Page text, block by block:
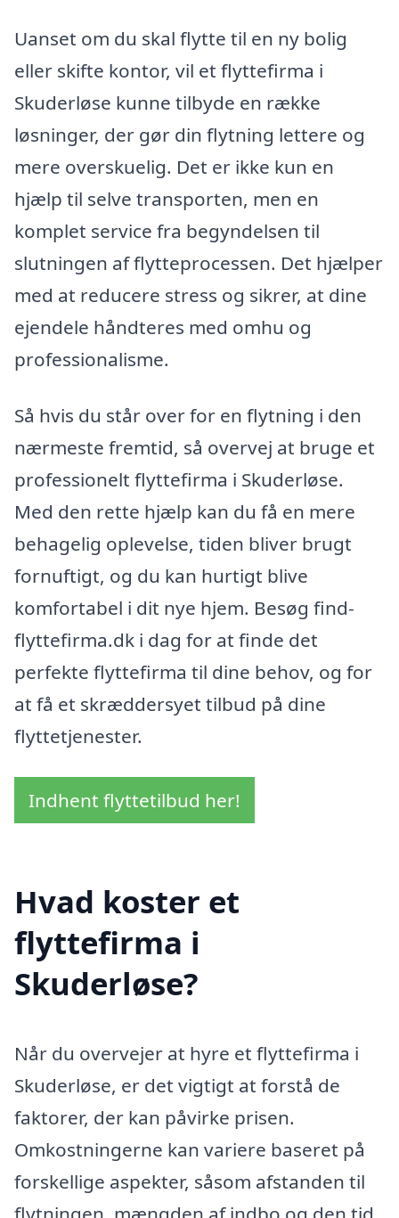
Uanset om du skal flytte til en ny bolig
eller skifte kontor, vil et flyttefirma i
Skuderløse kunne tilbyde en række
løsninger, der gør din flytning lettere og
mere overskuelig. Det er ikke kun en
hjælp til selve transporten, men en
komplet service fra begyndelsen til
slutningen af flytteprocessen. Det hjælper
med at reducere stress og sikrer, at dine
ejendele håndteres med omhu og
professionalisme.
Så hvis du står over for en flytning i den
nærmeste fremtid, så overvej at bruge et
professionelt flyttefirma i Skuderløse.
Med den rette hjælp kan du få en mere
behagelig oplevelse, tiden bliver brugt
fornuftigt, og du kan hurtigt blive
komfortabel i dit nye hjem. Besøg find-
flyttefirma.dk i dag for at finde det
perfekte flyttefirma til dine behov, og for
at få et skræddersyet tilbud på dine
flyttetjenester.
Indhent flyttetilbud her!
Hvad koster et
flyttefirma i
Skuderløse?
Når du overvejer at hyre et flyttefirma i
Skuderløse, er det vigtigt at forstå de
faktorer, der kan påvirke prisen.
Omkostningerne kan variere baseret på
forskellige aspekter, såsom afstanden til